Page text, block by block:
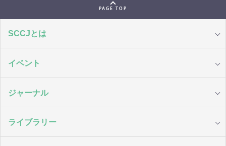
PAGE TOP
SCCJとは
イベント
ジャーナル
ライブラリー